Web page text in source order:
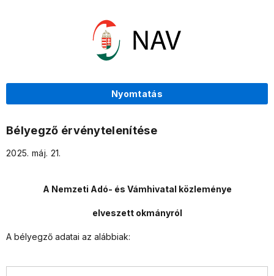
Nyomtatás
Bélyegző érvénytelenítése
2025. máj. 21.
A Nemzeti Adó- és Vámhivatal közleménye
elveszett okmányról
A bélyegző adatai az alábbiak: